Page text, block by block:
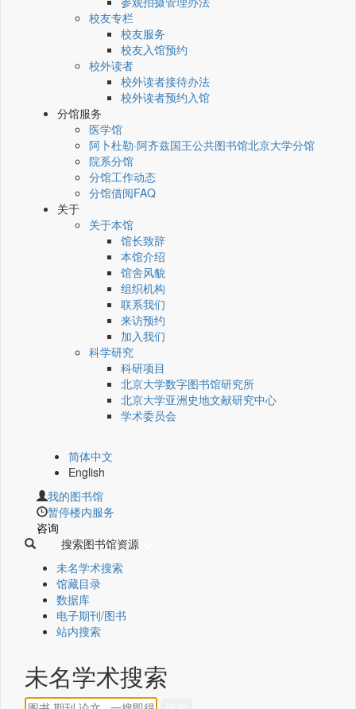
校友专栏
校友服务
校友入馆预约
校外读者
校外读者接待办法
校外读者预约入馆
分馆服务
医学馆
阿卜杜勒·阿齐兹国王公共图书馆北京大学分馆
院系分馆
分馆工作动态
分馆借阅FAQ
关于
关于本馆
馆长致辞
本馆介绍
馆舍风貌
组织机构
联系我们
来访预约
加入我们
科学研究
科研项目
北京大学数字图书馆研究所
北京大学亚洲史地文献研究中心
学术委员会
简体中文
English
我的图书馆
暂停楼内服务
咨询
搜索图书馆资源
未名学术搜索
馆藏目录
数据库
电子期刊/图书
站内搜索
未名学术搜索